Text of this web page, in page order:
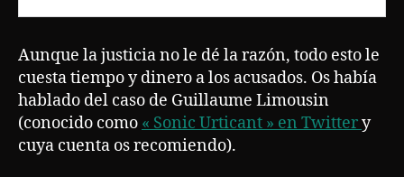
Aunque la justicia no le dé la razón, todo esto le
cuesta tiempo y dinero a los acusados. Os había
hablado del caso de Guillaume Limousin
(conocido como « Sonic Urticant » en Twittery
cuya cuenta os recomiendo).